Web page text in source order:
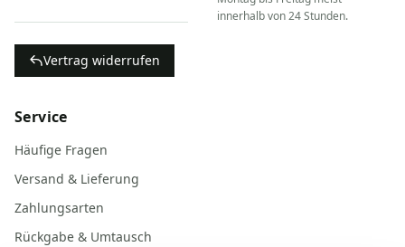
Vertrag widerrufen
innerhalb von 24 Stunden.
Service
Häufige Fragen
Versand & Lieferung
Zahlungsarten
Rückgabe & Umtausch